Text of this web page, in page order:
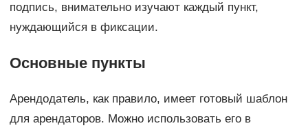
подпись, внимательно изучают каждый пункт,
нуждающийся в фиксации.
Основные пункты
Арендодатель, как правило, имеет готовый шаблон
для арендаторов. Можно использовать его в